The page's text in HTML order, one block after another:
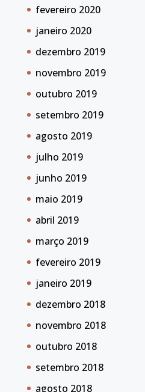
fevereiro 2020
janeiro 2020
dezembro 2019
novembro 2019
outubro 2019
setembro 2019
agosto 2019
julho 2019
junho 2019
maio 2019
abril 2019
março 2019
fevereiro 2019
janeiro 2019
dezembro 2018
novembro 2018
outubro 2018
setembro 2018
agosto 2018